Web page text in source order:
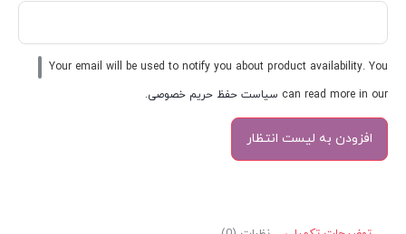
Your email will be used to notify you about product availability. You
can read more in our سیاست حفظ حریم خصوصی.